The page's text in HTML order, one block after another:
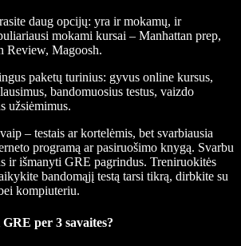
daug opcijų: yra ir mokamų, ir
mokami kursai – Manhattan prep,
Review, Magoosh.
paketų turinius: gyvus online kursus,
bandomuosius testus, vaizdo
užsiėmimus.
– testais ar kortelėmis, bet svarbiausia
programą ar pasiruošimo knygą. Svarbu
ir išmanyti GRE pagrindus. Treniruokitės
bandomąjį testą tarsi tikrą, dirbkite su
kompiuteriu.
per 3 savaites?